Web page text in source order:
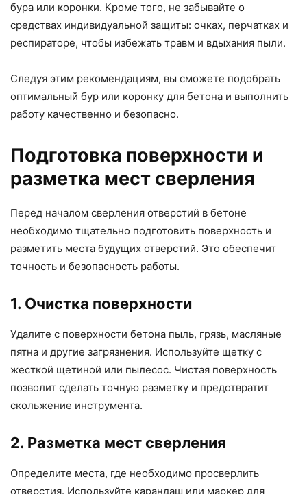
бура или коронки. Кроме того, не забывайте о
средствах индивидуальной защиты: очках, перчатках и
респираторе, чтобы избежать травм и вдыхания пыли.
Следуя этим рекомендациям, вы сможете подобрать
оптимальный бур или коронку для бетона и выполнить
работу качественно и безопасно.
Подготовка поверхности и
разметка мест сверления
Перед началом сверления отверстий в бетоне
необходимо тщательно подготовить поверхность и
разметить места будущих отверстий. Это обеспечит
точность и безопасность работы.
1. Очистка поверхности
Удалите с поверхности бетона пыль, грязь, масляные
пятна и другие загрязнения. Используйте щетку с
жесткой щетиной или пылесос. Чистая поверхность
позволит сделать точную разметку и предотвратит
скольжение инструмента.
2. Разметка мест сверления
Определите места, где необходимо просверлить
отверстия. Используйте карандаш или маркер для